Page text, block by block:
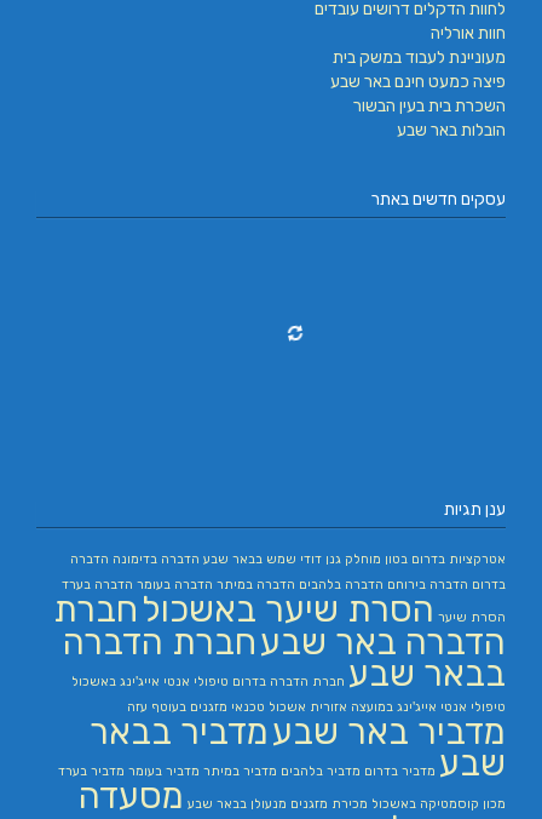
לחוות הדקלים דרושים עובדים
חוות אורליה
מעוניינת לעבוד במשק בית
פיצה כמעט חינם באר שבע
השכרת בית בעין הבשור
הובלות באר שבע
עסקים חדשים באתר
ענן תגיות
אטרקציות בדרום בטון מוחלק גנן דודי שמש בבאר שבע הדברה בדימונה הדברה
בדרום הדברה בירוחם הדברה בלהבים הדברה במיתר הדברה בעומר הדברה בערד
הסרת שיער הסרת שיער באשכול חברת
הדברה באר שבעחברת הדברה
בבאר שבע חברת הדברה בדרום טיפולי אנטי אייג'ינג באשכול
טיפולי אנטי אייג'ינג במועצה אזורית אשכול טכנאי מזגנים בעוטף עזה
מדביר באר שבעמדביר בבאר
שבע מדביר בדרום מדביר בלהבים מדביר במיתר מדביר בעומר מדביר בערד
מכון קוסמטיקה באשכול מכירת מזגנים מנעולן בבאר שבע מסעדה